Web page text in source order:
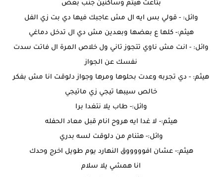
بتاعت هيثم وساكنين جنب بعض
وائل: - قولي بس ايه ال مش عاجبك فيها دي بت زي الفل
هيثم:- كلها ع بعضها وبعدين مش دي ال تدخل دماغي
وائل: - انت مش ناوي تتجوز تاني ول خلاص المرة ال فاتت سدت
نفسك عن الجواز
هيثم: - دي تجربه وعدت بحلوها ومرها وجواز دلوقت انا مش بفكر
خالص سيبها تيجي زي ماتيجي
وائل:- طاب يلا نتغدا برا
هيثم:- لا غدا ايه هروح انام قبل معاد الحفله
وائل:- هتنام من دلوقت لسه بدري
هيثم:- عشان افوووووق النهارد يوم طويل اخرج وحدك
انا همشي يلا سلام